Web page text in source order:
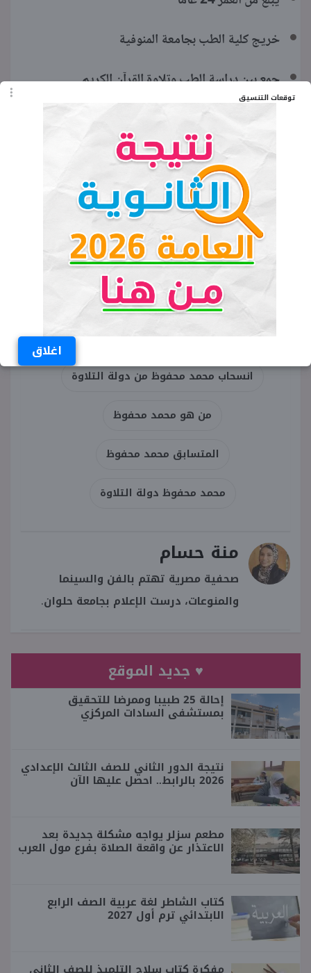
توقعات التنسيق
اغلاق
خريج كلية الطب بجامعة المنوفية
جمع بين دراسة الطب وتلاوة القرآن الكريم
التلاوة»
انسحب من المسابقة بسبب مرض والدته
يتحمل مسؤولية أسرية بعد وفاة والده
حظي بإشادات لجنة التحكيم والجمهور
أعلن رغبته في العودة للمشاركة في مواسم لاحقة
الكلمات المفتاحية
انسحاب محمد محفوظ من دولة التلاوة
من هو محمد محفوظ
المتسابق محمد محفوظ
محمد محفوظ دولة التلاوة
منة حسام
صحفية مصرية تهتم بالفن والسينما
والمنوعات، درست الإعلام بجامعة حلوان.
♥ جديد الموقع
إحالة 25 طبيبا وممرضا للتحقيق
بمستشفى السادات المركزي
نتيجة الدور الثاني للصف الثالث الإعدادي
2026 بالرابط.. احصل عليها الآن
مطعم سزلر يواجه مشكلة جديدة بعد
الاعتذار عن واقعة الصلاة بفرع مول العرب
كتاب الشاطر لغة عربية الصف الرابع
الابتدائي ترم أول 2027